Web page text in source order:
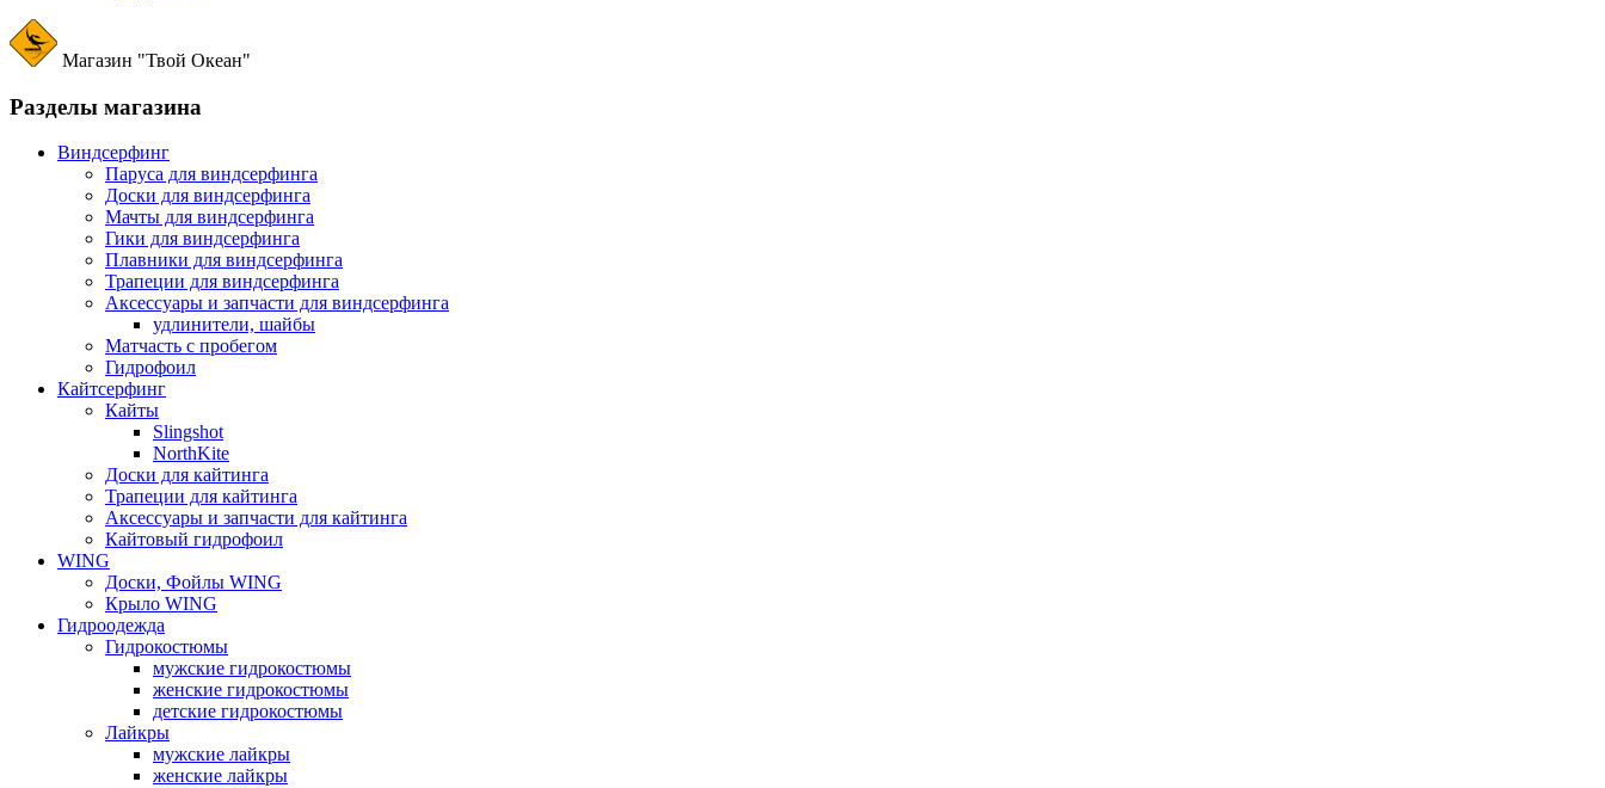
Магазин "Твой Океан"
Разделы магазина
Виндсерфинг
Паруса для виндсерфинга
Доски для виндсерфинга
Мачты для виндсерфинга
Гики для виндсерфинга
Плавники для виндсерфинга
Трапеции для виндсерфинга
Аксессуары и запчасти для виндсерфинга
удлинители, шайбы
Матчасть с пробегом
Гидрофоил
Кайтсерфинг
Кайты
Slingshot
NorthKite
Доски для кайтинга
Трапеции для кайтинга
Аксессуары и запчасти для кайтинга
Кайтовый гидрофоил
WING
Доски, Фойлы WING
Крыло WING
Гидроодежда
Гидрокостюмы
мужские гидрокостюмы
женские гидрокостюмы
детские гидрокостюмы
Лайкры
мужские лайкры
женские лайкры